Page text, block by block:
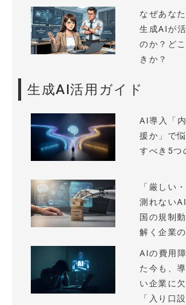
なぜあな
生成AIが
のか？ど
きか？
生成AI活用ガイド
AI導入「
援か」で
すべき5つ
「厳しい
測れない
国の規制
解く企業
AIの費用
た今も、
い企業に
「入り口